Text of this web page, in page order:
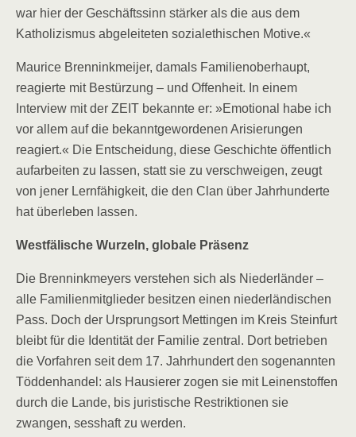
war hier der Geschäftssinn stärker als die aus dem
Katholizismus abgeleiteten sozialethischen Motive.«
Maurice Brenninkmeijer, damals Familienoberhaupt,
reagierte mit Bestürzung – und Offenheit. In einem
Interview mit der ZEIT bekannte er: »Emotional habe ich
vor allem auf die bekanntgewordenen Arisierungen
reagiert.« Die Entscheidung, diese Geschichte öffentlich
aufarbeiten zu lassen, statt sie zu verschweigen, zeugt
von jener Lernfähigkeit, die den Clan über Jahrhunderte
hat überleben lassen.
Westfälische Wurzeln, globale Präsenz
Die Brenninkmeyers verstehen sich als Niederländer –
alle Familienmitglieder besitzen einen niederländischen
Pass. Doch der Ursprungsort Mettingen im Kreis Steinfurt
bleibt für die Identität der Familie zentral. Dort betrieben
die Vorfahren seit dem 17. Jahrhundert den sogenannten
Töddenhandel: als Hausierer zogen sie mit Leinenstoffen
durch die Lande, bis juristische Restriktionen sie
zwangen, sesshaft zu werden.